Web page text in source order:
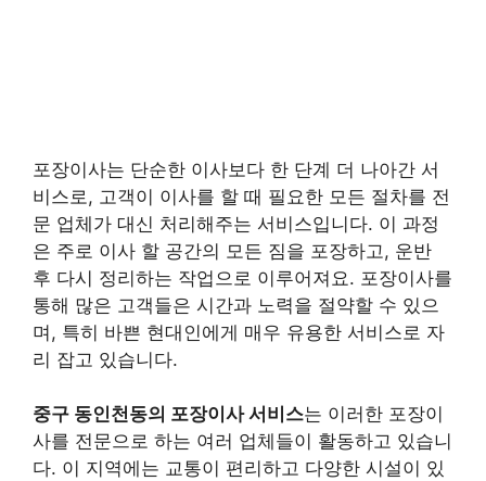
포장이사는 단순한 이사보다 한 단계 더 나아간 서
비스로, 고객이 이사를 할 때 필요한 모든 절차를 전
문 업체가 대신 처리해주는 서비스입니다. 이 과정
은 주로 이사 할 공간의 모든 짐을 포장하고, 운반
후 다시 정리하는 작업으로 이루어져요. 포장이사를
통해 많은 고객들은 시간과 노력을 절약할 수 있으
며, 특히 바쁜 현대인에게 매우 유용한 서비스로 자
리 잡고 있습니다.
중구 동인천동의 포장이사 서비스는 이러한 포장이
사를 전문으로 하는 여러 업체들이 활동하고 있습니
다. 이 지역에는 교통이 편리하고 다양한 시설이 있